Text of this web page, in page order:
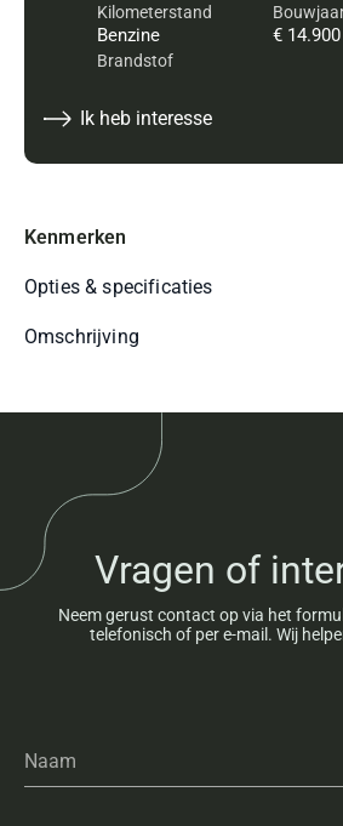
Kilometerstand
Benzine
Brandstof
€ 14.900
Ik heb interesse
Kenmerken
Opties & specificaties
Omschrijving
Vragen of
Neem gerust contact op via het
telefonisch of per e-mail. Wij
Naam